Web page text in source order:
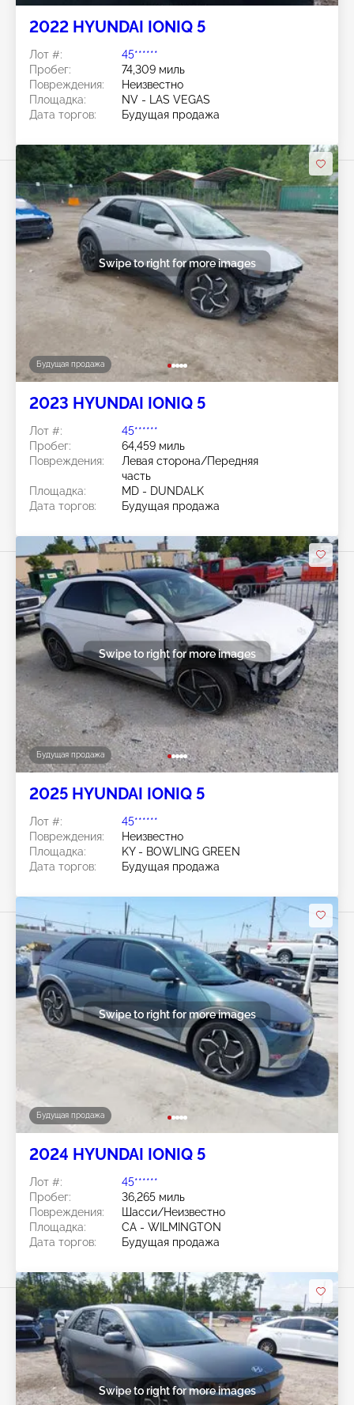
2022 HYUNDAI IONIQ 5
Лот #:
45******
Пробег:
74,309 миль
Повреждения:
Неизвестно
Площадка:
NV - LAS VEGAS
Дата торгов:
Будущая продажа
Будущая продажа
Swipe to right for more images
2023 HYUNDAI IONIQ 5
Лот #:
45******
Пробег:
64,459 миль
Повреждения:
Левая сторона/Передняя
часть
Площадка:
MD - DUNDALK
Дата торгов:
Будущая продажа
Будущая продажа
Swipe to right for more images
2025 HYUNDAI IONIQ 5
Лот #:
45******
Повреждения:
Неизвестно
Площадка:
KY - BOWLING GREEN
Дата торгов:
Будущая продажа
Будущая продажа
Swipe to right for more images
2024 HYUNDAI IONIQ 5
Лот #:
45******
Пробег:
36,265 миль
Повреждения:
Шасси/Неизвестно
Площадка:
CA - WILMINGTON
Дата торгов:
Будущая продажа
Swipe to right for more images